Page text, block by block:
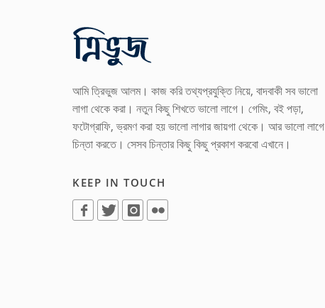
আমি ত্রিভুজ আলম। কাজ করি তথ্যপ্রযুক্তি নিয়ে, বাদবাকী সব ভালো
লাগা থেকে করা। নতুন কিছু শিখতে ভালো লাগে। গেমিং, বই পড়া,
ফটোগ্রাফি, ভ্রমণ করা হয় ভালো লাগার জায়গা থেকে। আর ভালো লাগে
চিন্তা করতে। সেসব চিন্তার কিছু কিছু প্রকাশ করবো এখানে।
KEEP IN TOUCH